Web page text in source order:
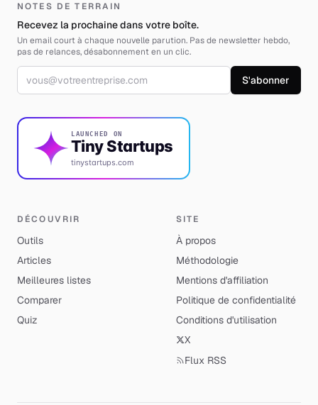
NOTES DE TERRAIN
Recevez la prochaine dans votre boîte.
Un email court à chaque nouvelle parution. Pas de newsletter hebdo,
pas de relances, désabonnement en un clic.
Adresse email S'abonner
LAUNCHED ON
Tiny Startups
tinystartups.com
DÉCOUVRIR
Outils
Articles
Meilleures listes
Comparer
Quiz
SITE
À propos
Méthodologie
Mentions d'affiliation
Politique de confidentialité
Conditions d'utilisation
X
Flux RSS